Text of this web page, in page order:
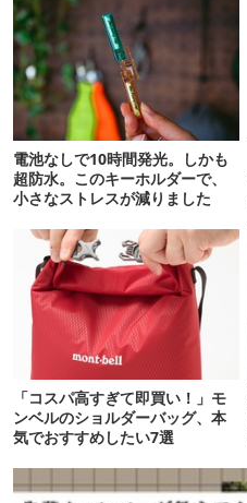
電池なしで10時間発光。しかも
超防水。このキーホルダーで、
小さなストレスが減りました
「コスパ高すぎて即買い！」モ
ンベルのショルダーバッグ、本
気でおすすめしたい7選